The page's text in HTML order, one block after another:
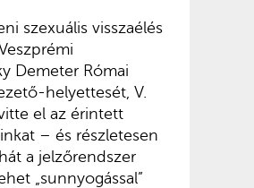
szexuális visszaélés
Demeter Római
helyettesét, V.
el az érintett
– és részletesen
a jelzőrendszer
„sunnyogással”